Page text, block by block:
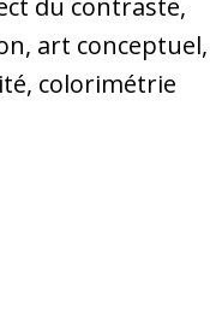
du contraste,
art conceptuel,
colorimétrie